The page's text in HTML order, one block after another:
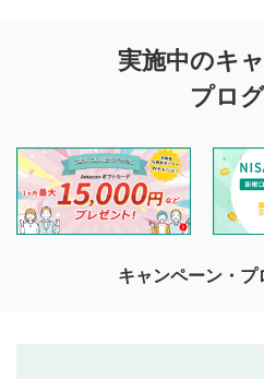
投稿に関
を目的として、各動画コンテン
投稿ができます。利用者は以下
閲覧および投稿を行うものとし
他の利用者が動画を視聴される
待ちしております。
なお、投稿をもって、本注意事
実施中のキ
プロ
キャンペーン・プ